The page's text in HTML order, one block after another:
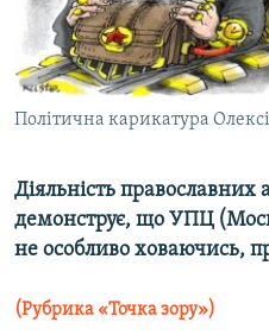
СПЕЦПРОЄКТИ
ПОДКАСТИ
РУС
УКР
КТАТ
ДОЛУЧАЙСЯ!
Політична карикатура
Діяльність православних
демонструє, що УПЦ
не особливо ховаючись,
(Рубрика «Точка зору»)